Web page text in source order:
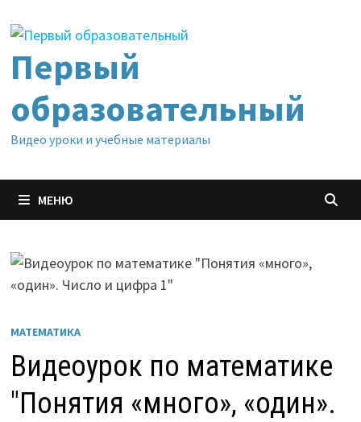
содержимому
Первый
образовательный
Видео уроки и учебные материалы
МЕНЮ
МАТЕМАТИКА
Видеоурок по математике
"Понятия «много», «один».